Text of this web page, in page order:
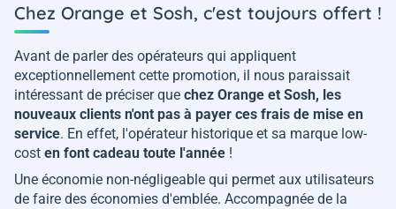
Chez Orange et Sosh, c'est toujours offert !
Avant de parler des opérateurs qui appliquent
exceptionnellement cette promotion, il nous paraissait
intéressant de préciser que chez Orange et Sosh, les
nouveaux clients n'ont pas à payer ces frais de mise en
service. En effet, l'opérateur historique et sa marque low-
cost en font cadeau toute l'année !
Une économie non-négligeable qui permet aux utilisateurs
de faire des économies d'emblée. Accompagnée de la